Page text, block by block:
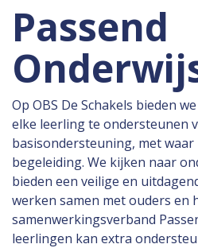
Praktische informatie
Medezeggenschap
VacaturesMain
Passend
Op OBS De Schakels bieden
elke leerling te ondersteunen
basisondersteuning, met
begeleiding. We kijken naar
bieden een veilige en
werken samen met ouders en
samenwerkingsverband
leerlingen kan extra